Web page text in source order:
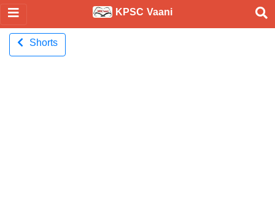
KPSC Vaani
Shorts